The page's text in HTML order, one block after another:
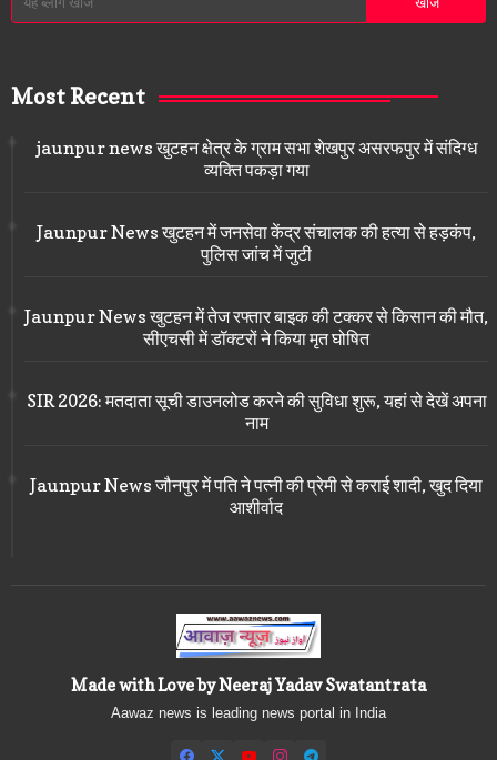
Most Recent
jaunpur news खुटहन क्षेत्र के ग्राम सभा शेखपुर असरफपुर में संदिग्ध
व्यक्ति पकड़ा गया
Jaunpur News खुटहन में जनसेवा केंद्र संचालक की हत्या से हड़कंप,
पुलिस जांच में जुटी
Jaunpur News खुटहन में तेज रफ्तार बाइक की टक्कर से किसान की मौत,
सीएचसी में डॉक्टरों ने किया मृत घोषित
SIR 2026: मतदाता सूची डाउनलोड करने की सुविधा शुरू, यहां से देखें अपना
नाम
Jaunpur News जौनपुर में पति ने पत्नी की प्रेमी से कराई शादी, खुद दिया
आशीर्वाद
Made with Love by Neeraj Yadav Swatantrata
Aawaz news is leading news portal in India